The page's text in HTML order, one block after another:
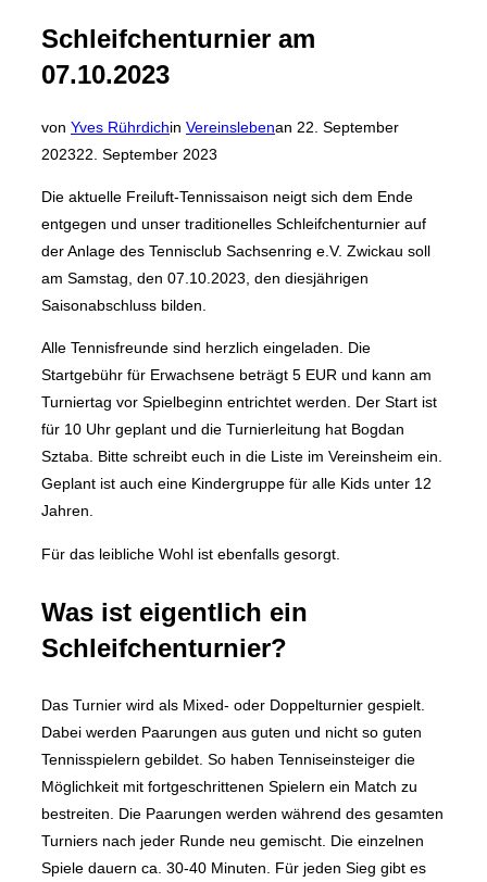
Schleifchenturnier am
07.10.2023
von Yves Rührdichin Vereinslebenan Veröffentlicht
22. September
202322. September 2023
Die aktuelle Freiluft-Tennissaison neigt sich dem Ende
entgegen und unser traditionelles Schleifchenturnier auf
der Anlage des Tennisclub Sachsenring e.V. Zwickau soll
am Samstag, den 07.10.2023, den diesjährigen
Saisonabschluss bilden.
Alle Tennisfreunde sind herzlich eingeladen. Die
Startgebühr für Erwachsene beträgt 5 EUR und kann am
Turniertag vor Spielbeginn entrichtet werden. Der Start ist
für 10 Uhr geplant und die Turnierleitung hat Bogdan
Sztaba. Bitte schreibt euch in die Liste im Vereinsheim ein.
Geplant ist auch eine Kindergruppe für alle Kids unter 12
Jahren.
Für das leibliche Wohl ist ebenfalls gesorgt.
Was ist eigentlich ein
Schleifchenturnier?
Das Turnier wird als Mixed- oder Doppelturnier gespielt.
Dabei werden Paarungen aus guten und nicht so guten
Tennisspielern gebildet. So haben Tenniseinsteiger die
Möglichkeit mit fortgeschrittenen Spielern ein Match zu
bestreiten. Die Paarungen werden während des gesamten
Turniers nach jeder Runde neu gemischt. Die einzelnen
Spiele dauern ca. 30-40 Minuten. Für jeden Sieg gibt es